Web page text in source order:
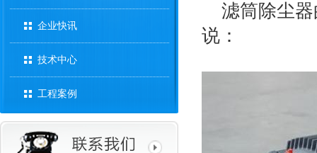
企业快讯
技术中心
工程案例
滤筒除尘器
说：